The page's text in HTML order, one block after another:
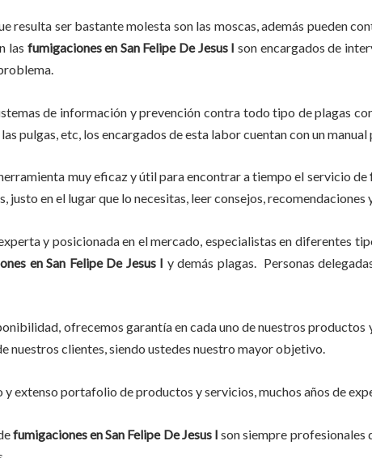
resulta ser bastante molesta son las moscas, además pueden
las fumigacionesen San Felipe De Jesus I son encargados de
de información y prevención contra todo tipo de plagas
pulgas, etc, los encargados de esta laborcuentan con un
muy eficaz y útil para encontrar a tiempo el servicio de
justo en el lugar que lo necesitas, leer consejos,
y posicionada en el mercado, especialistas en diferentes
enSan Felipe De Jesus I y demás plagas. Personas
ofrecemos garantía en cada uno de nuestros
nuestros clientes, siendo ustedes nuestro mayor objetivo.
extenso portafolio de productos y servicios, muchos años de
fumigacionesenSan Felipe De Jesus I son siempre profesionales